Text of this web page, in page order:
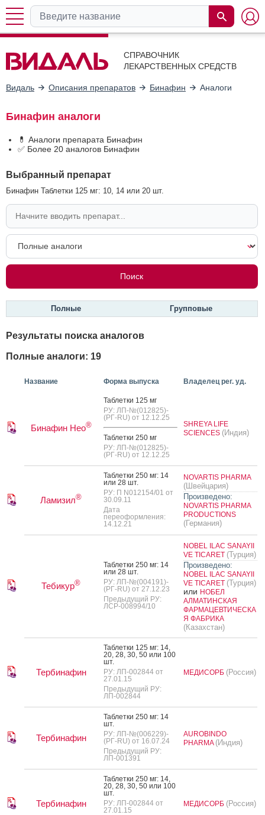
СПРАВОЧНИК
ЛЕКАРСТВЕННЫХ СРЕДСТВ
Видаль Описания препаратов Бинафин Аналоги
Бинафин аналоги
💊 Аналоги препарата Бинафин
✅ Более 20 аналогов Бинафин
Выбранный препарат
Бинафин Таблетки 125 мг: 10, 14 или 20 шт.
Полные Групповые
Результаты поиска аналогов
Полные аналоги: 19
Название Форма выпуска Владелец рег. уд.
Бинафин Нео®
Таб­летки 125 мг
РУ: ЛП-№(012825)-
(РГ-RU) от 12.12.25
Таб­летки 250 мг
РУ: ЛП-№(012825)-
(РГ-RU) от 12.12.25
SHREYA LIFE
SCIENCES (Индия)
Ламизил®
Таб­летки 250 мг: 14
или 28 шт.
РУ: П N012154/01 от
30.09.11
Дата
переоформления:
14.12.21
NOVARTIS PHARMA
(Швейцария)
Произведено:
NOVARTIS PHARMA
PRODUCTIONS
(Германия)
Тебикур®
Таб­летки 250 мг: 14
или 28 шт.
РУ: ЛП-№(004191)-
(РГ-RU) от 27.12.23
Предыдущий РУ:
ЛСР-008994/10
NOBEL ILAC SANAYII
VE TICARET (Турция)
Произведено:
NOBEL ILAC SANAYII
VE TICARET (Турция)
или НОБЕЛ
АЛМАТИНСКАЯ
ФАРМАЦЕВТИЧЕСКА
Я ФАБРИКА
(Казахстан)
Тербинафин
Таб­летки 125 мг: 14,
20, 28, 30, 50 или 100
шт.
РУ: ЛП-002844 от
27.01.15
Предыдущий РУ:
ЛП-002844
МЕДИСОРБ (Россия)
Тербинафин
Таб­летки 250 мг: 14
шт.
РУ: ЛП-№(006229)-
(РГ-RU) от 16.07.24
Предыдущий РУ:
ЛП-001391
AUROBINDO
PHARMA (Индия)
Тербинафин
Таб­летки 250 мг: 14,
20, 28, 30, 50 или 100
шт.
РУ: ЛП-002844 от
27.01.15
МЕДИСОРБ (Россия)